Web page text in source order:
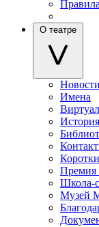
О театре
Новости
Имена
История
Школа-
Музей